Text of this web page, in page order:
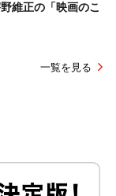
維正の「映画のこ
一覧を見る